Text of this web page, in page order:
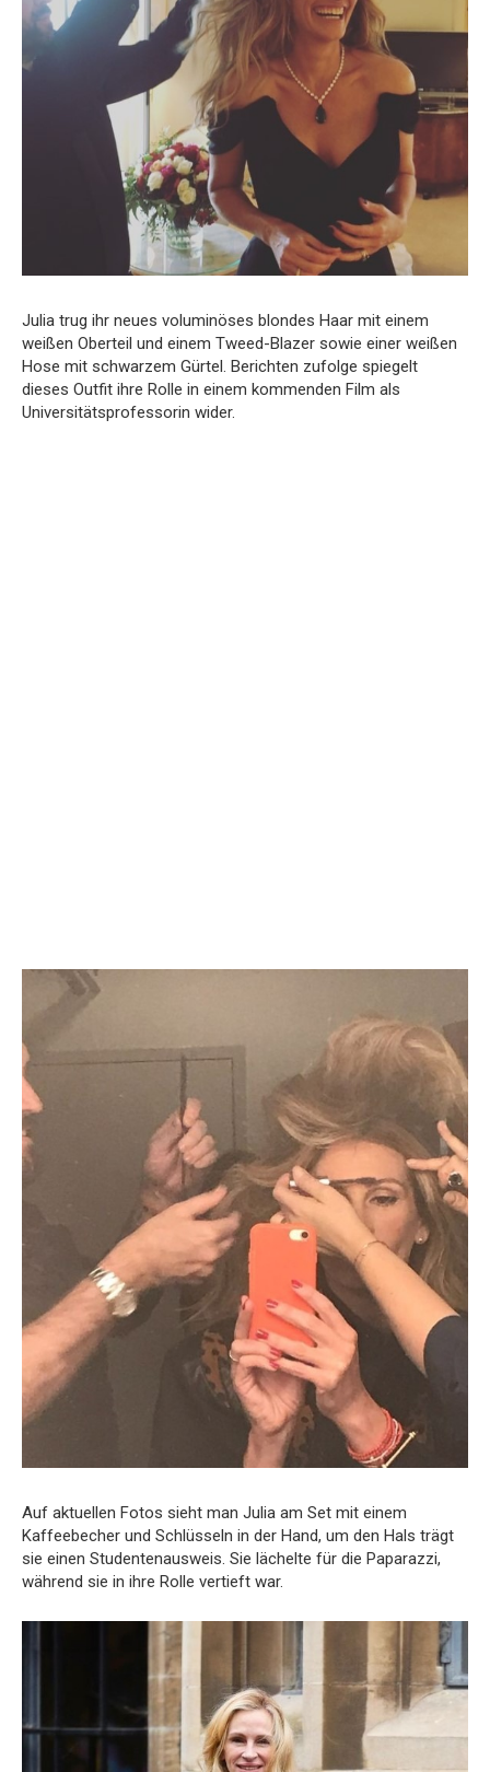
Julia trug ihr neues voluminöses blondes Haar mit einem
weißen Oberteil und einem Tweed-Blazer sowie einer weißen
Hose mit schwarzem Gürtel. Berichten zufolge spiegelt
dieses Outfit ihre Rolle in einem kommenden Film als
Universitätsprofessorin wider.
Auf aktuellen Fotos sieht man Julia am Set mit einem
Kaffeebecher und Schlüsseln in der Hand, um den Hals trägt
sie einen Studentenausweis. Sie lächelte für die Paparazzi,
während sie in ihre Rolle vertieft war.